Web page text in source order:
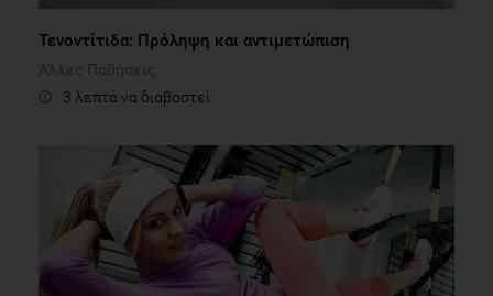
Τενοντίτιδα: Πρόληψη και αντιμετώπιση
Άλλες Παθήσεις
3 λεπτά να διαβαστεί